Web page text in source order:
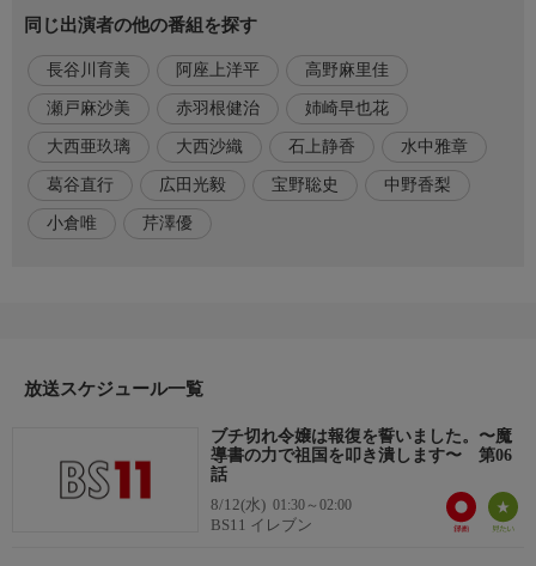
に心を移した王太子から突然の婚約破棄を突きつけられ、そのま
ま牢へ幽閉されてしまう。
番組内容2
すべてを捧げてきた祖国に裏切られたエリザベートは、強力な神
器【七つの魔導書(グリモア・セブンス)】を手に亡命を決意!隣国
の子爵ルーカスの手を借りて、新生活と商会経営を始める。祖国
への凄烈な復讐心を胸に秘めながら−−
“婚約破棄"×“投獄"された美しき天才令嬢が、最強の魔導書を手
【ミレイ・カタリア】長谷川育美
【ミーシャ・テイル】上原あゆみ
【ティーダ】芹澤優
【エルザ・アーチフィールド】石上静香
【ルーカス・レブリック】阿座上洋平
同じ出演者の他の番組を探す
長谷川育美 阿座上洋平 高野麻里佳
瀬戸麻沙美 赤羽根健治 姉崎早也花
大西亜玖璃 大西沙織 石上静香 水中雅章
葛谷直行 広田光毅 宝野聡史 中野香梨
小倉唯 芹澤優
放送スケジュール一覧
ブチ切れ令嬢は報復を誓いました。〜魔
導書の力で祖国を叩き潰します〜 第06
話
8/12(水) 01:30～02:00
BS11 イレブン